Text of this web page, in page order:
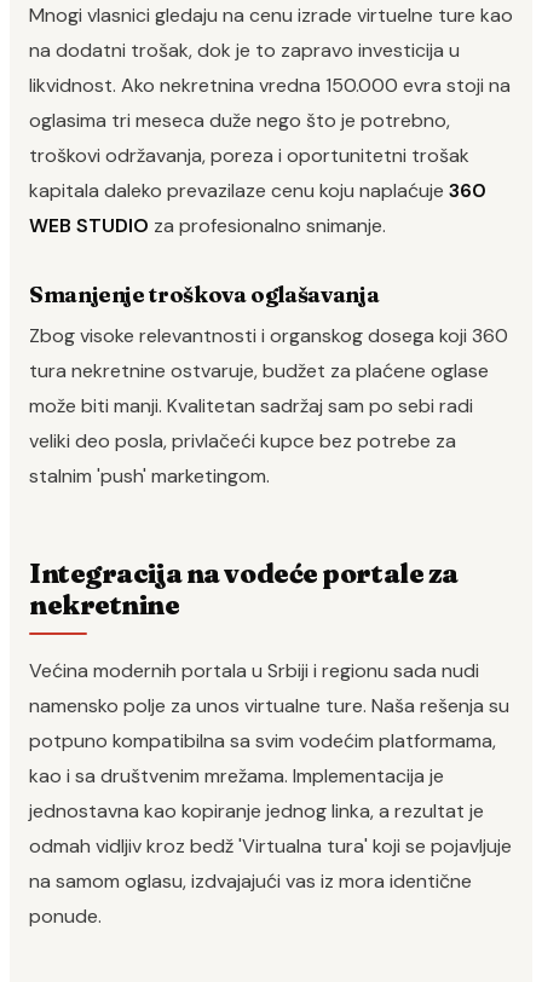
Mnogi vlasnici gledaju na cenu izrade virtuelne ture kao
na dodatni trošak, dok je to zapravo investicija u
likvidnost. Ako nekretnina vredna 150.000 evra stoji na
oglasima tri meseca duže nego što je potrebno,
troškovi održavanja, poreza i oportunitetni trošak
kapitala daleko prevazilaze cenu koju naplaćuje 360
WEB STUDIO za profesionalno snimanje.
Smanjenje troškova oglašavanja
Zbog visoke relevantnosti i organskog dosega koji 360
tura nekretnine ostvaruje, budžet za plaćene oglase
može biti manji. Kvalitetan sadržaj sam po sebi radi
veliki deo posla, privlačeći kupce bez potrebe za
stalnim 'push' marketingom.
Integracija na vodeće portale za
nekretnine
Većina modernih portala u Srbiji i regionu sada nudi
namensko polje za unos virtualne ture. Naša rešenja su
potpuno kompatibilna sa svim vodećim platformama,
kao i sa društvenim mrežama. Implementacija je
jednostavna kao kopiranje jednog linka, a rezultat je
odmah vidljiv kroz bedž 'Virtualna tura' koji se pojavljuje
na samom oglasu, izdvajajući vas iz mora identične
ponude.